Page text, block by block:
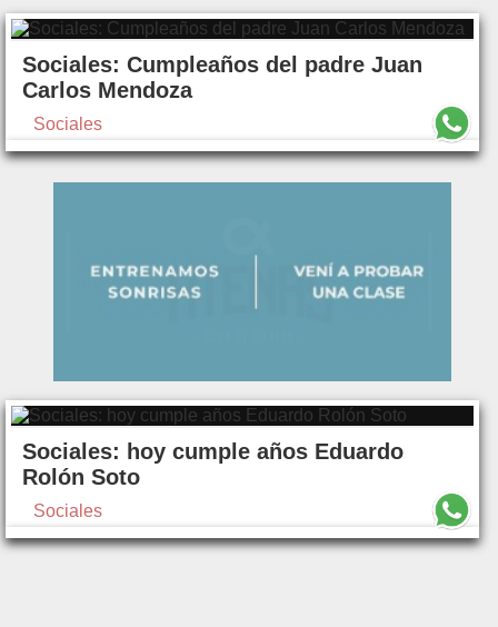
Sociales: Cumpleaños del padre Juan
Carlos Mendoza
Sociales
Sociales: hoy cumple años Eduardo
Rolón Soto
Sociales